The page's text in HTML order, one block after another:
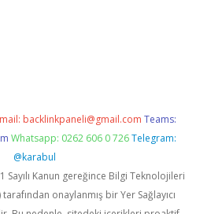
backlinkpaneli@gmail.com Teams:
Whatsapp: 0262 606 0 726 Telegram:
@karabul
Sayılı Kanun gereğince Bilgi Teknolojileri
onaylanmış bir Yer Sağlayıcı